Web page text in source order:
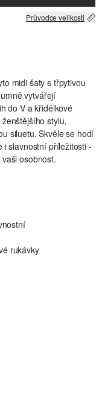
Průvodce velikosti
midi šaty s třpytivou
vytvářejí
do V a křidélkové
stylu,
siluetu. Skvěle se hodí
i slavnostní příležitosti -
osobnost.
rukávky